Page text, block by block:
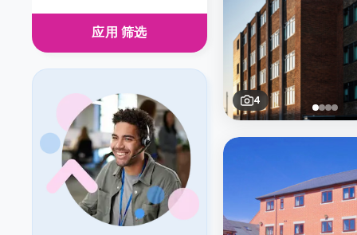
应用 筛选
4